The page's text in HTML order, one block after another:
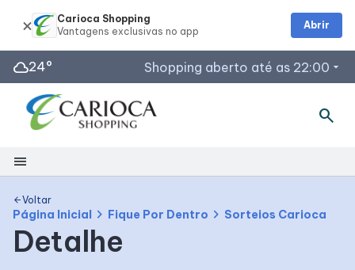
cloud24° Shopping aberto até as 22:00 arrow_drop_down
Horários de Funcionamento
Restaurantes
Segunda a Sábado: 10h às 22h
search
menu
Shopping
Mapa Interno
arrow_backVoltar
Página Inicial chevron_right Fique Por Dentro chevron_right Sorteios Carioca
Detalhe
Carioca Shopping
Abrir